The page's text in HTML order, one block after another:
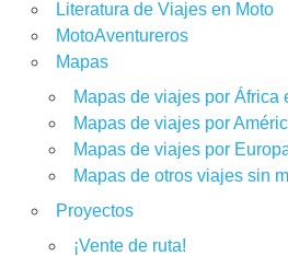
Literatura de Viajes en Moto
MotoAventureros
Mapas
Mapas de viajes por África
Mapas de viajes por
Mapas de viajes por
Mapas de otros viajes sin
Proyectos
¡Vente de ruta!